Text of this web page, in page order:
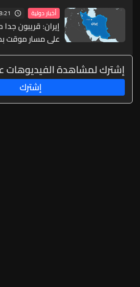
أخبار دولية
إيران: قريبون
على مسار موقت
إشترك لمشاهدة الفيديوهات
إشترك